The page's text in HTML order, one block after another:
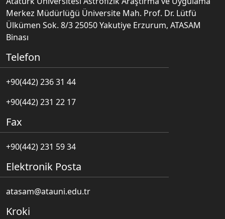
Merkez Müdürlüğü Üniversite Mah. Prof. Dr. Lütfü
Ülkümen Sok. 8/3 25050 Yakutiye Erzurum, ATASAM
Binası
Telefon
+90(442) 236 31 44
+90(442) 231 22 17
Fax
+90(442) 231 59 34
Elektronik Posta
atasam@atauni.edu.tr
Kroki